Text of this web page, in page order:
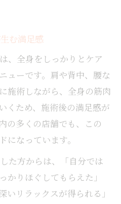
む満足感
、全身をしっかりとケア
ューです。肩や背中、腰な
施術しながら、全身の筋肉
くため、施術後の満足感が
の多くの店舗でも、この
になっています。
た方からは、「自分では
かりほぐしてもらえた」
いリラックスが得られる」